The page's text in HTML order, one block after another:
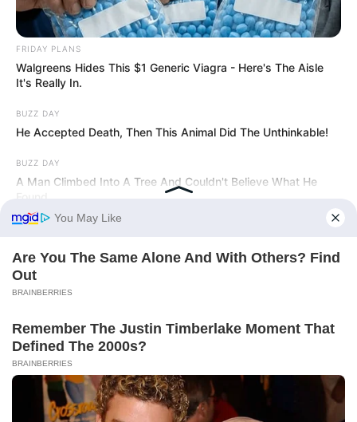
FRIDAY PLANS
Walgreens Hides This $1 Generic Viagra - Here's The Aisle
It's Really In.
BUZZ DAY
He Accepted Death, Then This Animal Did The Unthinkable!
BUZZ DAY
A Man Climbed Into A Tree And Couldn't Believe What He
BUZZ DAY